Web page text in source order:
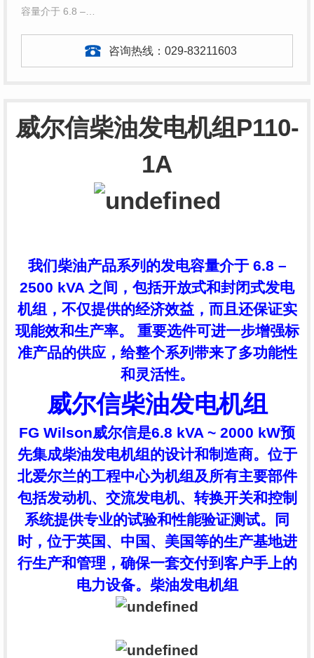
容量介于 6.8 –…
咨询热线： 029-83211603
威尔信柴油发电机组P110-
1A
我们柴油产品系列的发电容量介于 6.8 –
2500 kVA 之间，包括开放式和封闭式发电
机组，不仅提供的经济效益，而且还保证实
现能效和生产率。 重要选件可进一步增强标
准产品的供应，给整个系列带来了多功能性
和灵活性。
威尔信柴油发电机组
FG Wilson威尔信是6.8 kVA ~ 2000 kW预
先集成柴油发电机组的设计和制造商。位于
北爱尔兰的工程中心为机组及所有主要部件
包括发动机、交流发电机、转换开关和控制
系统提供专业的试验和性能验证测试。同
时，位于英国、中国、美国等的生产基地进
行生产和管理，确保一套交付到客户手上的
电力设备。柴油发电机组